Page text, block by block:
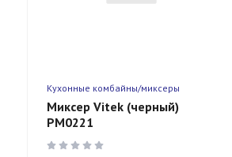
Кухонные комбайны/миксеры
Миксер Vitek (черный)
PM0221